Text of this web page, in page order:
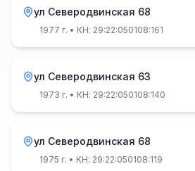
ул Северодвинская 68
1977 г. • КН: 29:22:050108:161
ул Северодвинская 63
1973 г. • КН: 29:22:050108:140
ул Северодвинская 68
1975 г. • КН: 29:22:050108:119